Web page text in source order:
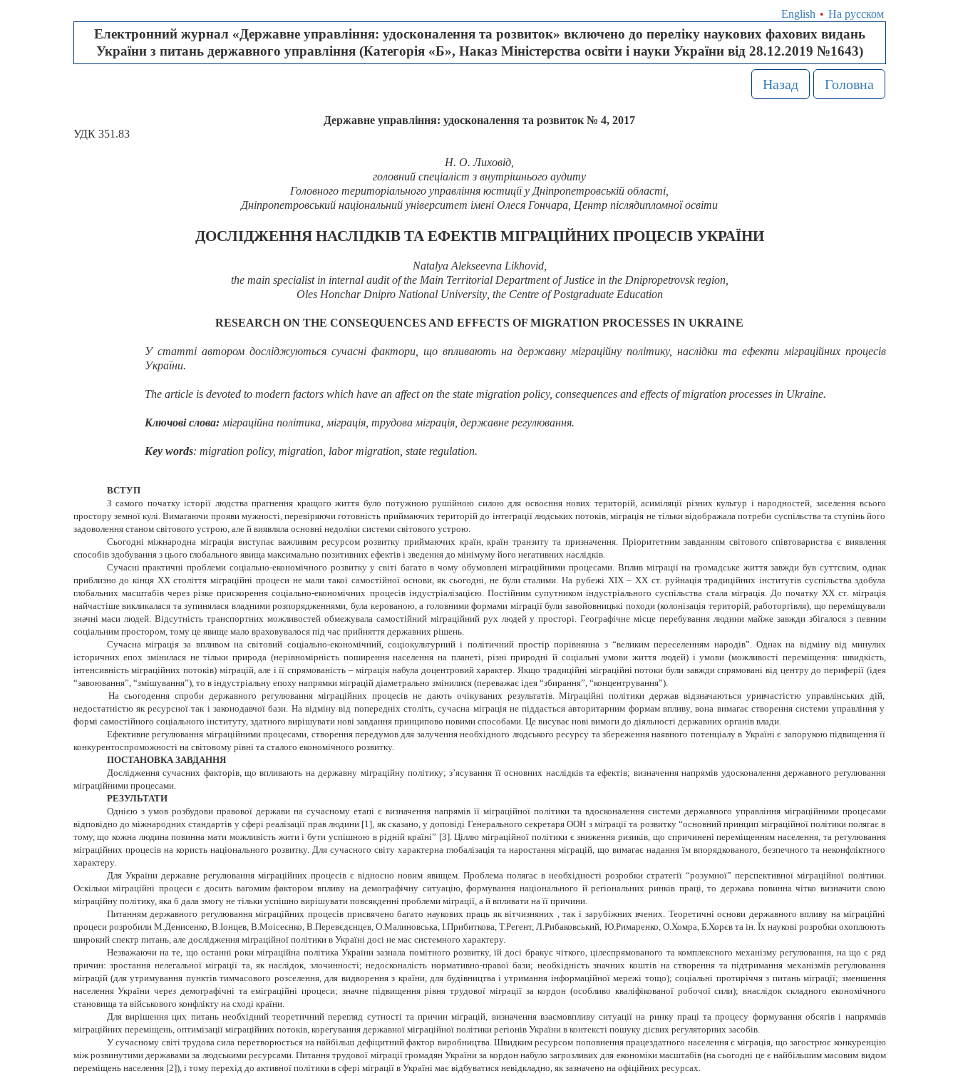
English • На русском
Електронний журнал «Державне управління: удосконалення та розвиток» включено до переліку наукових фахових видань
України з питань державного управління (Категорія «Б», Наказ Міністерства освіти і науки України від 28.12.2019 №1643)
Назад Головна
Державне управління: удосконалення та розвиток № 4, 2017
УДК 351.83
Н. О. Лиховід,
головний спеціаліст з внутрішнього аудиту
Головного територіального управління юстиції у Дніпропетровській області,
Дніпропетровський національний університет імені Олеся Гончара, Центр післядипломної освіти
ДОСЛІДЖЕННЯ НАСЛІДКІВ ТА ЕФЕКТІВ МІГРАЦІЙНИХ ПРОЦЕСІВ УКРАЇНИ
Natalya Alekseevna Likhovid,
the main specialist in internal audit of the Main Territorial Department of Justice in the Dnipropetrovsk region,
Oles Honchar Dnipro National University, the Centre of Postgraduate Education
RESEARCH ON THE CONSEQUENCES AND EFFECTS OF MIGRATION PROCESSES IN UKRAINE
У статті автором досліджуютьсясучасні фактори, що впливають на державну міграційну політику, наслідки та ефекти міграційних процесів
України.
The article is devoted to modern factors which have an affect on the state migration policy, consequences and effects of migration processes in Ukraine.
Ключові слова:міграційна політика, міграція, трудова міграція, державне регулювання.
Key words: migration policy, migration, labor migration, state regulation.
ВСТУП
З самого початку історії людства прагнення кращого життя було потужною рушійною силою для освоєння нових територій, асиміляції різних культур і народностей, заселення всього
простору земної кулі. Вимагаючи прояви мужності, перевіряючи готовність приймаючих територій до інтеграції людських потоків, міграція не тільки відображала потреби суспільства та ступінь його
задоволення станом світового устрою, але й виявляла основні недоліки системи світового устрою.
Сьогодні міжнародна міграція виступає важливим ресурсом розвитку приймаючих країн, країн транзиту та призначення. Пріоритетним завданням світового співтовариства є виявлення
способів здобування з цього глобального явища максимально позитивних ефектів і зведення до мінімуму його негативних наслідків.
Сучасні практичні проблеми соціально-економічного розвитку у світі багато в чому обумовлені міграційними процесами. Вплив міграції на громадське життя завжди був суттєвим, однак
приблизно до кінця XX століття міграційні процеси не мали такої самостійної основи, як сьогодні, не були сталими. На рубежі XIX – XX ст. руйнація традиційних інститутів суспільства здобула
глобальних масштабів через різке прискорення соціально-економічних процесів індустріалізацією. Постійним супутником індустріального суспільства стала міграція. До початку XX ст. міграція
найчастіше викликалася та зупинялася владними розпорядженнями, була керованою, а головними формами міграції були завойовницькі походи (колонізація територій, работоргівля), що переміщували
значні маси людей. Відсутність транспортних можливостей обмежувала самостійний міграційний рух людей у просторі. Географічне місце перебування людини майже завжди збігалося з певним
соціальним простором, тому це явище мало враховувалося під час прийняття державних рішень.
Сучасна міграція за впливом на світовий соціально-економічний, соціокультурний і політичний простір порівнянна з “великим переселенням народів”. Однак на відміну від минулих
історичних епох змінилася не тільки природа (нерівномірність поширення населення на планеті, різні природні й соціальні умови життя людей) і умови (можливості переміщення: швидкість,
інтенсивність міграційних потоків) міграцій, але і її спрямованість – міграція набула доцентровий характер. Якщо традиційні міграційні потоки були завжди спрямовані від центру до периферії (ідея
“завоювання”, “змішування”), то в індустріальну епоху напрямки міграцій діаметрально змінилися (переважає ідея “збирання”, “концентрування”).
На сьогодення спроби державного регулювання міграційних процесів не дають очікуваних результатів. Міграційні політики держав відзначаються уривчастістю управлінських дій,
недостатністю як ресурсної так і законодавчої бази. На відміну від попередніх століть, сучасна міграція не піддається авторитарним формам впливу, вона вимагає створення системи управління у
формі самостійного соціального інституту, здатного вирішувати нові завдання принципово новими способами. Це висуває нові вимоги до діяльності державних органів влади.
Ефективне регулювання міграційними процесами, створення передумов для залучення необхідного людського ресурсу та збереження наявного потенціалу в Україні є запорукою підвищення її
конкурентоспроможності на світовому рівні та сталого економічного розвитку.
ПОСТАНОВКА ЗАВДАННЯ
Дослідження сучасних факторів, що впливають на державну міграційну політику; з’ясування її основних наслідків та ефектів; визначення напрямів удосконалення державного регулювання
міграційними процесами.
РЕЗУЛЬТАТИ
Однією з умов розбудови правової держави на сучасному етапі є визначення напрямів її міграційної політики та вдосконалення системи державного управління міграційними процесами
відповідно до міжнародних стандартів у сфері реалізації прав людини [1], як сказано, у доповіді Генерального секретаря ООН з міграції та розвитку “основний принцип міграційної політики полягає в
тому, що кожна людина повинна мати можливість жити і бути успішною в рідній країні” [3]. Ціллю міграційної політики є зниження ризиків, що спричинені переміщенням населення, та регулювання
міграційних процесів на користь національного розвитку. Для сучасного світу характерна глобалізація та наростання міграцій, що вимагає надання їм впорядкованого, безпечного та неконфліктного
характеру.
Для України державне регулювання міграційних процесів є відносно новим явищем. Проблема полягає в необхідності розробки стратегії “розумної” перспективної міграційної політики.
Оскільки міграційні процеси є досить вагомим фактором впливу на демографічну ситуацію, формування національного й регіональних ринків праці, то держава повинна чітко визначити свою
міграційну політику, яка б дала змогу не тільки успішно вирішувати повсякденні проблеми міграції, а й впливати на її причини.
Питанням державного регулювання міграційних процесів присвячено багато наукових праць як вітчизняних , так і зарубіжних вчених. Теоретичні основи державного впливу на міграційні
процеси розробили М.Денисенко, В.Іонцев, В.Моісеєнко, В.Перевєдєнцев, О.Малиновська, І.Прибиткова, Т.Регент, Л.Рибаковський, Ю.Римаренко, О.Хомра, Б.Хорєв та ін. Їх наукові розробки охоплюють
широкий спектр питань, але дослідження міграційної політики в Україні досі не має системного характеру.
Незважаючи на те, що останні роки міграційна політика України зазнала помітного розвитку, їй досі бракує чіткого, цілеспрямованого та комплексного механізму регулювання, на що є ряд
причин: зростання нелегальної міграції та, як наслідок, злочинності; недосконалість нормативно-правої бази; необхідність значних коштів на створення та підтримання механізмів регулювання
міграцій (для утримування пунктів тимчасового розселення, для видворення з країни, для будівництва і утримання інформаційної мережі тощо); соціальні протиріччя з питань міграції; зменшення
населення України через демографічні та еміграційні процеси; значне підвищення рівня трудової міграції за кордон (особливо кваліфікованої робочої сили); внаслідок складного економічного
становища та військового конфлікту на сході країни.
Для вирішення цих питань необхідний теоретичний перегляд сутності та причин міграцій, визначення взаємовпливу ситуації на ринку праці та процесу формування обсягів і напрямків
міграційних переміщень, оптимізації міграційних потоків, корегування державної міграційної політики регіонів України в контексті пошуку дієвих регуляторних засобів.
У сучасному світі трудова сила перетворюється на найбільш дефіцитний фактор виробництва. Швидким ресурсом поповнення працездатного населення є міграція, що загострює конкуренцію
між розвинутими державами за людськими ресурсами. Питання трудової міграції громадян України за кордон набуло загрозливих для економіки масштабів (на сьогодні це є найбільшим масовим видом
переміщень населення [2]), і тому перехід до активної політики в сфері міграції в Україні має відбуватися невідкладно, як зазначено на офіційних ресурсах.